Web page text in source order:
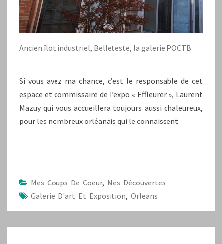
Ancien îlot industriel, Belleteste, la galerie POCTB
Si vous avez ma chance, c’est le responsable de cet
espace et commissaire de l’expo « Effleurer », Laurent
Mazuy qui vous accueillera toujours aussi chaleureux,
pour les nombreux orléanais qui le connaissent.
Mes Coups De Coeur, Mes Découvertes
Galerie D'art Et Exposition, Orleans